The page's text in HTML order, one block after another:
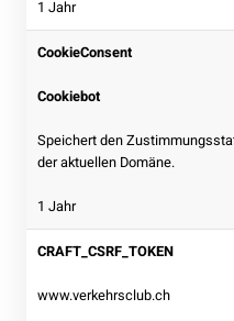
1 Jahr
CookieConsent
Cookiebot
Speichert den
der aktuellen Domäne.
1 Jahr
CRAFT_CSRF_TOKEN
www.verkehrsclub.ch